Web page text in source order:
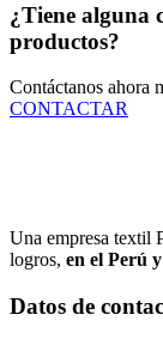
¿Tiene alguna
productos?
Contáctanos ahora
CONTACTAR
Una empresa textil
logros, en el Perú
Datos de